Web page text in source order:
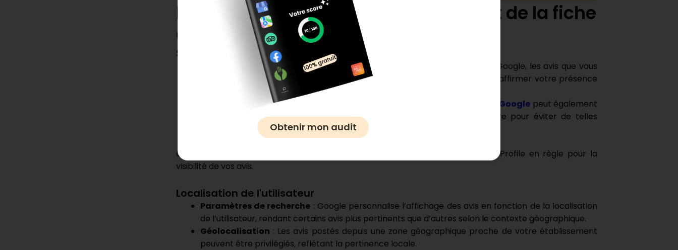
Impact de la localisation et du statut de la fiche
Google Business Profile 🏢
Statut de la fiche Google Business Profile
Fiche non validée: Si votre fiche d’établissement n’est pas validée par Google, les avis que vous
collectez ne seront pas visibles. La validation est une étape cruciale pour affirmer votre présence
Fiche suspendue: Une suspension due au non-respect des directives de Google peut également
masquer vos avis existants. Assurez-vous de suivre les règles à la lettre pour éviter de telles
complications.
Ces aspects soulignent l’importance de maintenir une fiche Google Business Profile en règle pour la
visibilité de vos avis.
Localisation de l'utilisateur
Paramètres de recherche : Google personnalise l’affichage des avis en fonction de la localisation
de l’utilisateur, rendant certains avis plus pertinents que d’autres selon le contexte géographique.
Géolocalisation : Les avis postés depuis une zone géographique proche de votre établissement
peuvent être privilégiés, reflétant la pertinence locale.
Obtenir mon audit